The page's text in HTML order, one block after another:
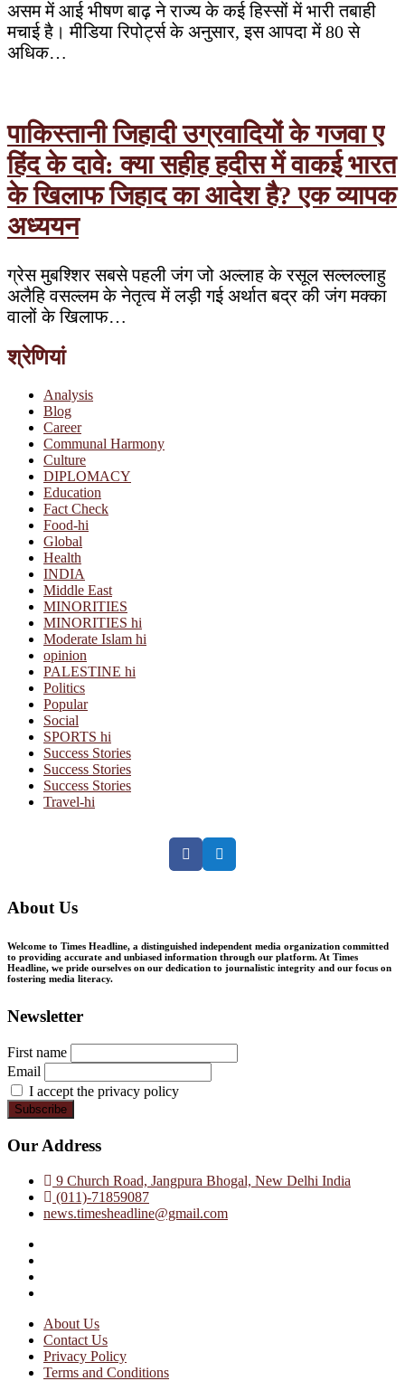
असम में आई भीषण बाढ़ ने राज्य के कई हिस्सों में भारी तबाही
मचाई है। मीडिया रिपोर्ट्स के अनुसार, इस आपदा में 80 से
अधिक…
पाकिस्तानी जिहादी उग्रवादियों के गजवा ए
हिंद के दावे: क्या सहीह हदीस में वाकई भारत
के खिलाफ जिहाद का आदेश है? एक व्यापक
अध्ययन
ग्रेस मुबश्शिर सबसे पहली जंग जो अल्लाह के रसूल सल्लल्लाहु
अलैहि वसल्लम के नेतृत्व में लड़ी गई अर्थात बद्र की जंग मक्का
वालों के खिलाफ…
श्रेणियां
Analysis
Blog
Career
Communal Harmony
Culture
DIPLOMACY
Education
Fact Check
Food-hi
Global
Health
INDIA
Middle East
MINORITIES
MINORITIES hi
Moderate Islam hi
opinion
PALESTINE hi
Politics
Popular
Social
SPORTS hi
Success Stories
Success Stories
Success Stories
Travel-hi
FacebookTwitter
About Us
Welcome to Times Headline, a distinguished independent media organization committed
to providing accurate and unbiased information through our platform. At Times
Headline, we pride ourselves on our dedication to journalistic integrity and our focus on
fostering media literacy.
Newsletter
First name
Email
I accept the privacy policy
Our Address
9 Church Road, Jangpura Bhogal, New Delhi India
(011)-71859087
news.timesheadline@gmail.com
About Us
Contact Us
Privacy Policy
Terms and Conditions